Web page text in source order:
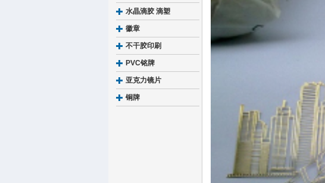
水晶滴胶 滴塑
徽章
不干胶印刷
PVC铭牌
亚克力镜片
铜牌